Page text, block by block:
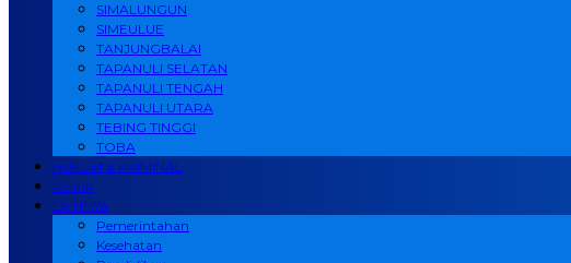
SIMALUNGUN
SIMEULUE
TANJUNGBALAI
TAPANULI SELATAN
TAPANULI TENGAH
TAPANULI UTARA
TEBING TINGGI
TOBA
HUKUM & KRIMINAL
Politik
LAINNYA
Pemerintahan
Kesehatan